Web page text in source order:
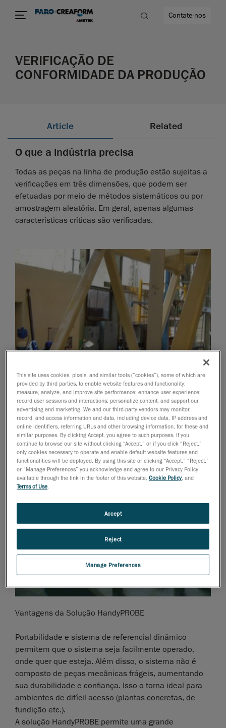
Contate-nos
VERIFICAÇÃO DE
CONFORMIDADE DA PRODUÇÃO
Article Related
O que a indústria precisa
Todas as peças na linha de produção estão sujeitas a
verificações em três dimensões, que podem ser
efetuadas por meio de métodos sistemáticos ou por
amostragem aleatória. Em geral, apenas algumas
características críticas são verificadas.
Vantagens da Solução HandyPROBE
Portabilidade e sistema de referencial dinâmico
permitem que o sistema seja facilmente operado,
onde quer que esteja. Além disso, o sistema não é
composto de peças mecânicas frágeis, aumentando
sua durabilidade e confiança. Isso o torna ideal para
ambientes de difícil acesso (plantas concretas, de
fundição etc.).
A solução HandyPROBE permite uma grande
This site uses cookies, pixels, and similar tools (“cookies”), some of which are
provided by third parties, to enable website features and functionality;
measure, analyze, and improve site performance; enhance user experience;
record user sessions and interactions; personalize content; and support our
advertising and marketing. We and our third-party vendors may monitor,
record, and access information and data, including device data, IP address and
online identifiers, referring URLs and other browsing information, for these and
similar purposes. By clicking Accept, you agree to such purposes. If you
continue to browse our site without clicking “Accept,” or if you click “Reject,”
only cookies necessary to operate and enable default website features and
functionalities will be deployed. By using this site or clicking “Accept,” “Reject,”
or “Manage Preferences” you acknowledge and agree to our Privacy Policy
available through the link in the footer of this website,Cookie Policy, and
Terms of Use.
Manage Preferences
Reject
Accept